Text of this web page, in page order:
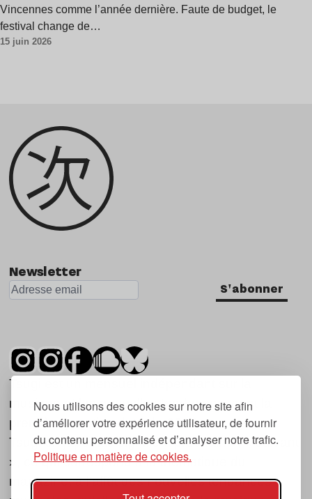
Nous utilisons des cookies sur notre site afin
d’améliorer votre expérience utilisateur, de fournir
du contenu personnalisé et d’analyser notre trafic.
Politique en matière de cookies.
Vincennes comme l’année dernière. Faute de budget, le
festival change de…
15 juin 2026
Newsletter
S'abonner
Tsugi est un mensuel indépendant sur la
musique et les nouvelles tendances, dont la
première parution date de 2007.
Tsugi en japonais signifie « prochain », « suivant
», ce qui correspond à la thématique du
magazine, à l’affût des nouvelles tendances